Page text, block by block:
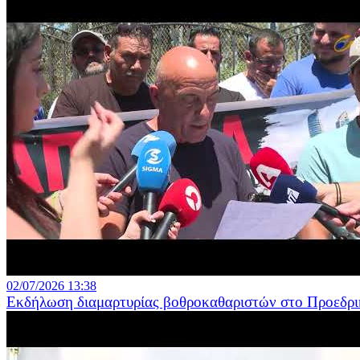
02/07/2026 13:38
Εκδήλωση διαμαρτυρίας βοθροκαθαριστών στο